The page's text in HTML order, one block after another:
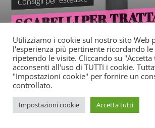
SGABELLI PER
ESTETICI:
PERFETTA
CORPO
Utilizziamo i cookie sul nostro sito Web
l'esperienza più pertinente ricordando
ripetendo le visite. Cliccando su
acconsenti all'uso di TUTTI i cookie.
"Impostazioni cookie" per fornire un
controllato.
Impostazioni cookie Accetta tutti